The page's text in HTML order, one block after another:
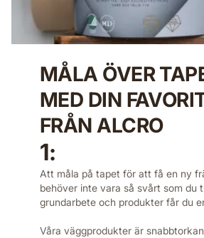
MÅLA ÖVER
MED DIN
FRÅN ALCRO
1:
Att måla på tapet för att få en ny
behöver inte vara så svårt som du
grundarbete och produkter får du
Våra väggprodukter är